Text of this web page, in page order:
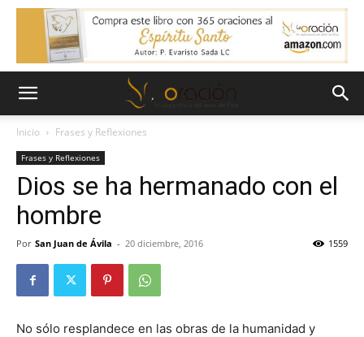
Inicio Frases y Reflexiones
Frases y Reflexiones
Dios se ha hermanado con el
hombre
Por San Juan de Ávila - 20 diciembre, 2016 1559
No sólo resplandece en las obras de la humanidad y